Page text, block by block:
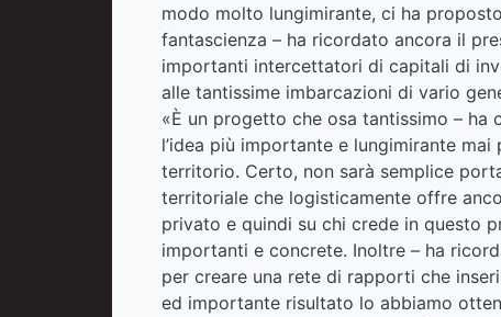
modo molto lungimirante, ci ha
fantascienza – ha ricordato ancora il
importanti intercettatori di capitali di
alle tantissime imbarcazioni di vario
«È un progetto che osa tantissimo – ha
l’idea più importante e lungimirante
territorio. Certo, non sarà semplice
territoriale che logisticamente offre
privato e quindi su chi crede in questo
importanti e concrete. Inoltre – ha
per creare una rete di rapporti che
ed importante risultato lo abbiamo